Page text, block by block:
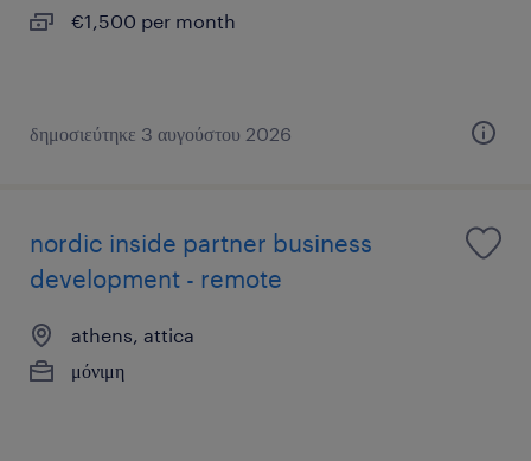
€1,500 per month
δημοσιεύτηκε 3 αυγούστου 2026
nordic inside partner business
development - remote
athens, attica
μόνιμη